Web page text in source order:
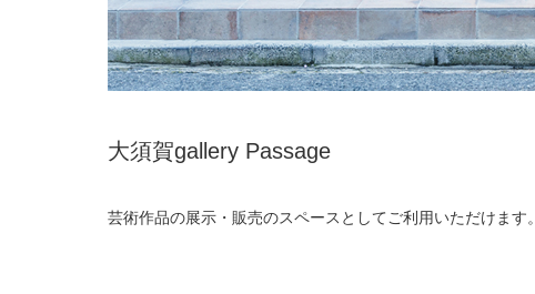
大須賀gallery Passage
芸術作品の展示・販売のスペースとしてご利用いただけます。